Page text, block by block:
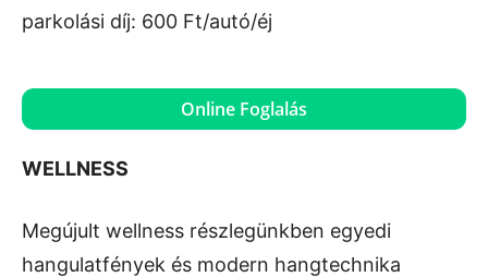
parkolási díj: 600 Ft/autó/éj
Online Foglalás
WELLNESS
Megújult wellness részlegünkben egyedi
hangulatfények és modern hangtechnika